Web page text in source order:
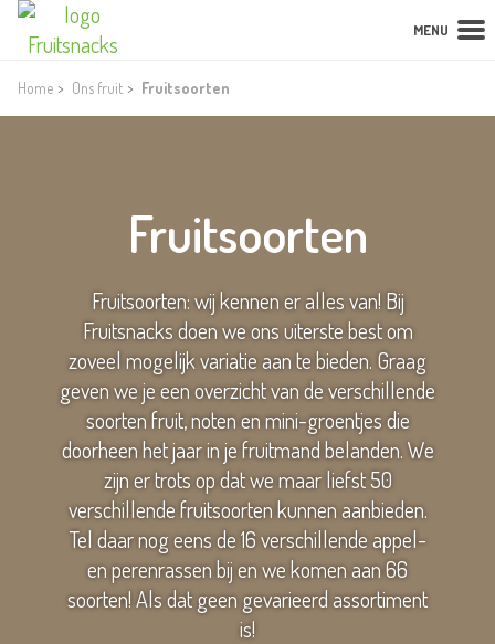
MENU
Home Ons fruit Fruitsoorten
Fruitsoorten
Fruitsoorten: wij kennen er alles van! Bij
Fruitsnacks doen we ons uiterste best om
zoveel mogelijk variatie aan te bieden. Graag
geven we je een overzicht van de verschillende
soorten fruit, noten en mini-groentjes die
doorheen het jaar in je fruitmand belanden. We
zijn er trots op dat we maar liefst 50
verschillende fruitsoorten kunnen aanbieden.
Tel daar nog eens de 16 verschillende appel-
en perenrassen bij en we komen aan 66
soorten! Als dat geen gevarieerd assortiment
is!